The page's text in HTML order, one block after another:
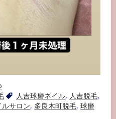
人吉球磨ネイル, 人吉脱毛,
サロン, 多良木町脱毛, 球磨